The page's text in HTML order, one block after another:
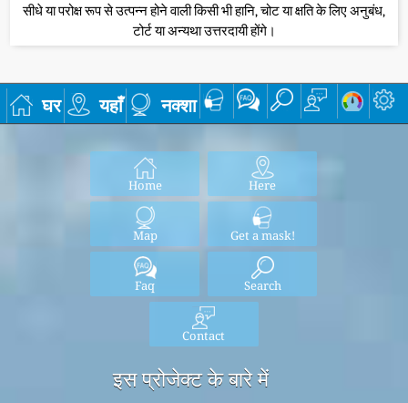
सीधे या परोक्ष रूप से उत्पन्न होने वाली किसी भी हानि, चोट या क्षति के लिए अनुबंध,
टोर्ट या अन्यथा उत्तरदायी होंगे।
घर यहाँ नक्शा
Home Here
Map Get a mask!
Faq Search
Contact
इस प्रोजेक्ट के बारे में